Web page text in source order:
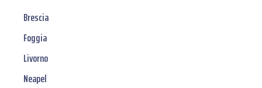
Brescia
Foggia
Livorno
Neapel